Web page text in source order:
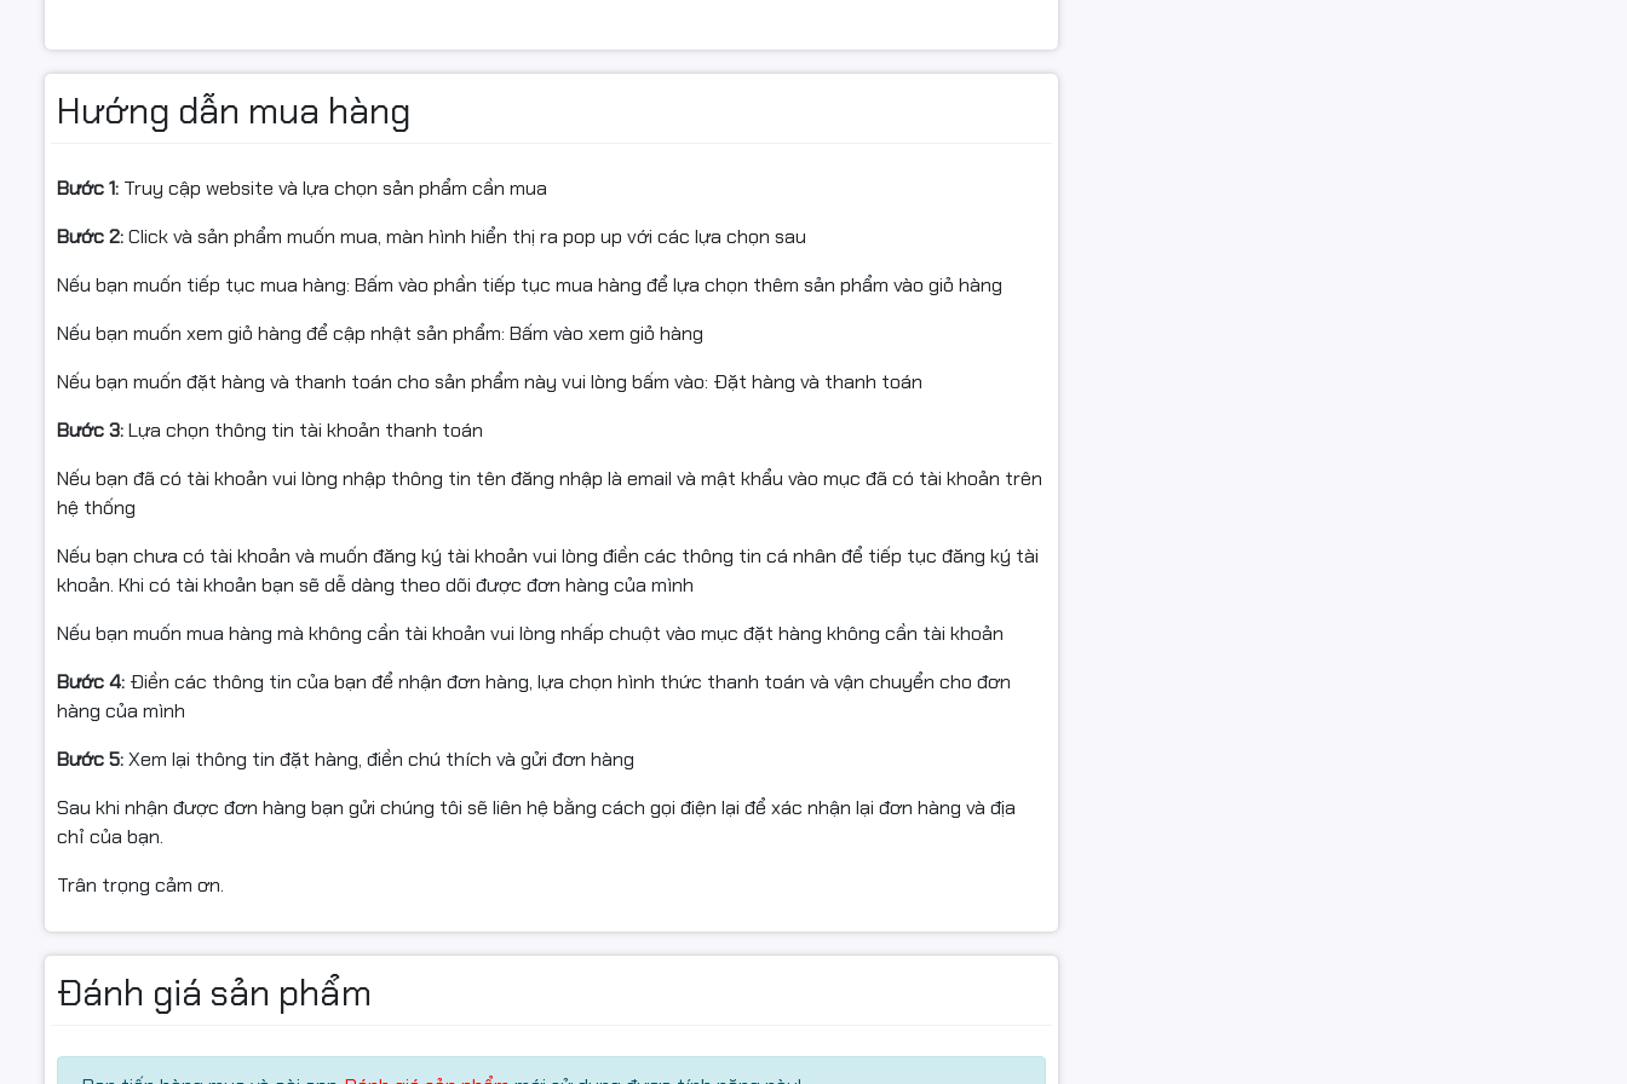
Bảo hành:12 tháng hoặc đến khi hết mực lần đầu.
Miễn phí vận chuyển trong nội thành Hà Nội.
Ship COD toàn quốc thông qua các dịch vụ nhanh chóng và tiện lợi.
Giá bán đã bao gồm thuế VAT, chưa bao gồm phí lắp đặt và vận chuyển.
Sản phẩm được đóng gói bảo vệ tối đa và thân thiện với môi trường.
Có chính sách giá đặc biệt dành cho đại lý phân phối.
Hãy đến ngay HAN COMPUTER hoặc liên hệ với chúng tôi để đặt hàng H
Chi tiết thông tin số kỹ thuật của sản phẩm:
Hướng dẫn mua hàng
Bước 1: Truy cập website và lựa chọn sản phẩm cần mua
Bước 2:Click và sản phẩm muốn mua, màn hình hiển thị ra pop up với các lựa chọn sau
Nếu bạn muốn tiếp tục mua hàng: Bấm vào phần tiếp tục mua hàng để lựa chọn thêm sản phẩm vào giỏ hàng
Nếu bạn muốn xem giỏ hàng để cập nhật sản phẩm: Bấm vào xem giỏ hàng
Nếu bạn muốn đặt hàng và thanh toán cho sản phẩm này vui lòng bấm vào: Đặt hàng và thanh toán
Bước 3:Lựa chọn thông tin tài khoản thanh toán
Nếu bạn đã có tài khoản vui lòng nhập thông tin tên đăng nhập là email và mật khẩu vào mục đã có tài khoản trên
hệ thống
Nếu bạn chưa có tài khoản và muốn đăng ký tài khoản vui lòng điền các thông tin cá nhân để tiếp tục đăng ký tài
khoản. Khi có tài khoản bạn sẽ dễ dàng theo dõi được đơn hàng của mình
Nếu bạn muốn mua hàng mà không cần tài khoản vui lòng nhấp chuột vào mục đặt hàng không cần tài khoản
Bước 4: Điền các thông tin của bạn để nhận đơn hàng, lựa chọn hình thức thanh toán và vận chuyển cho đơn
hàng của mình
Bước 5:Xem lại thông tin đặt hàng, điền chú thích và gửi đơn hàng
Sau khi nhận được đơn hàng bạn gửi chúng tôi sẽ liên hệ bằng cách gọi điện lại để xác nhận lại đơn hàng và địa
chỉ của bạn.
Trân trọng cảm ơn.
Đánh giá sản phẩm
Tên sản phẩm:
8710DW/8910DW/8950)
Mã chính
TN3320
trang in:
Màu mực: Đen
bản:
Tiêu chuẩn sản phẩm
Hỗ trợ in tốc độ cao liên tục
Ít mực thải, đủ trang in, độ phủ mực cao
Mỗi hộp mực có thể đổ mực tối thiểu 3 lần (trong điều kiện in ấn bình thường) mới cần thay
Số lượng bản in tương đương hàng chính hãng (độ phủ bản in 5%)